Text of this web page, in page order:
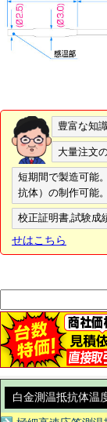
豊富な知
大量注文
短期間で製造可能
抗体）の制作可能。
校正証明書,試験成
せはこちら
白金測温抵抗体温